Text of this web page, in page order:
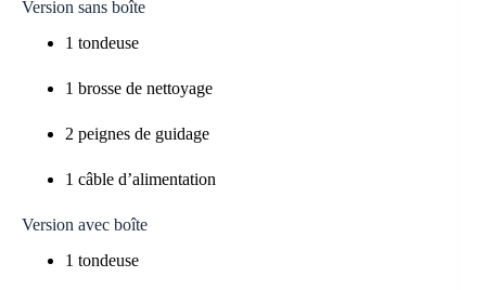
Version sans boîte
1 tondeuse
1 brosse de nettoyage
2 peignes de guidage
1 câble d’alimentation
Version avec boîte
1 tondeuse